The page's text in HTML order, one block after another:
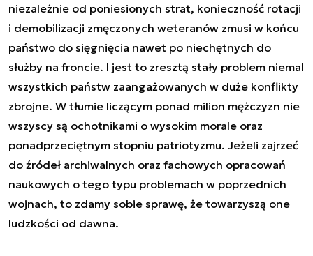
niezależnie od poniesionych strat, konieczność rotacji
i demobilizacji zmęczonych weteranów zmusi w końcu
państwo do sięgnięcia nawet po niechętnych do
służby na froncie. I jest to zresztą stały problem niemal
wszystkich państw zaangażowanych w duże konflikty
zbrojne. W tłumie liczącym ponad milion mężczyzn nie
wszyscy są ochotnikami o wysokim morale oraz
ponadprzeciętnym stopniu patriotyzmu. Jeżeli zajrzeć
do źródeł archiwalnych oraz fachowych opracowań
naukowych o tego typu problemach w poprzednich
wojnach, to zdamy sobie sprawę, że towarzyszą one
ludzkości od dawna.